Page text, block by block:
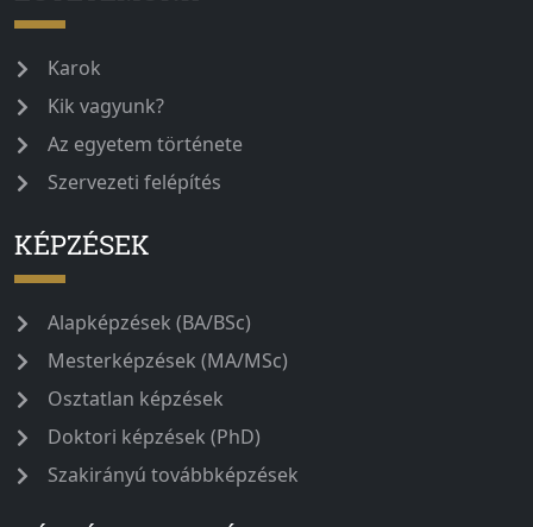
Karok
Kik vagyunk?
Az egyetem története
Szervezeti felépítés
KÉPZÉSEK
Alapképzések (BA/BSc)
Mesterképzések (MA/MSc)
Osztatlan képzések
Doktori képzések (PhD)
Szakirányú továbbképzések